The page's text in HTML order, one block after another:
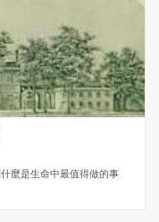
麼是生命中最值得做的事